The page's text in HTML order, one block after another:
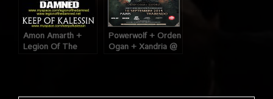
Amon Amarth +
Legion Of The
Powerwolf + Orden
Ogan + Xandria @